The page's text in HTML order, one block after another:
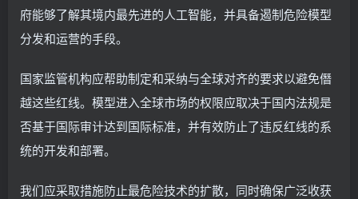
府能够了解其境内最先进的人工智能，并具备遏制危险模型
分发和运营的手段。
国家监管机构应帮助制定和采纳与全球对齐的要求以避免僭
越这些红线。模型进入全球市场的权限应取决于国内法规是
否基于国际审计达到国际标准，并有效防止了违反红线的系
统的开发和部署。
我们应采取措施防止最危险技术的扩散，同时确保广泛收获